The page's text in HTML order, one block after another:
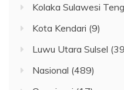
Kolaka Sulawesi
Kota Kendari (9)
Luwu Utara Sulsel
Nasional (489)